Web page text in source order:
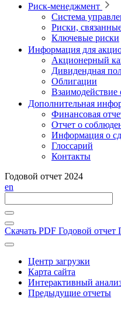
Риск-менеджмент
Система
Риски,
Ключевые риски
Информация для
Акционерный
Дивидендная
Облигации
Взаимодействие
Дополнительная
Финансовая
Отчет о
Информация о
Глоссарий
Контакты
Годовой отчет 2024
en
Скачать PDF Годовой
Центр загрузки
Карта сайта
Интерактивный
Предыдущие отчеты